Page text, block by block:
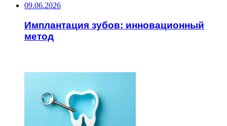
09.06.2026
Имплантация зубов: инновационный
метод